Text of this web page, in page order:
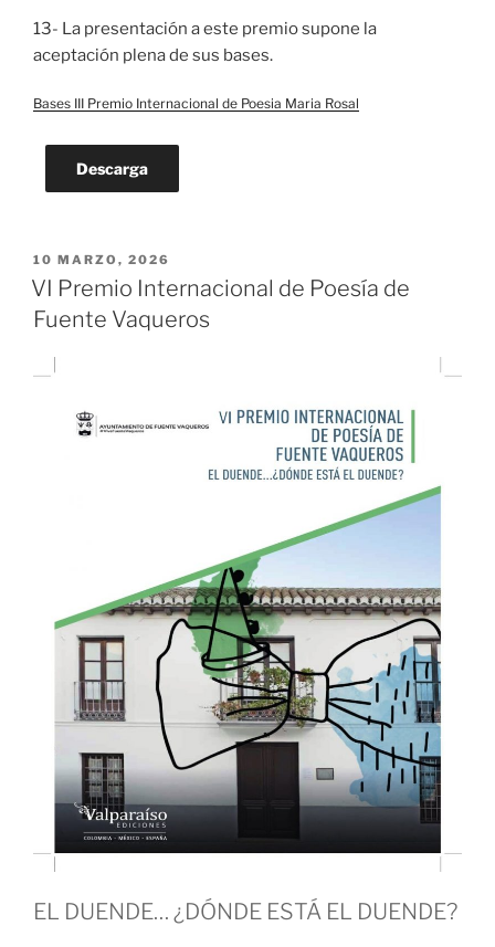
13- La presentación a este premio supone la
aceptación plena de sus bases.
Bases III Premio Internacional de Poesia Maria Rosal
Descarga
PUBLICADO
EL
10 MARZO, 2026
VI Premio Internacional de Poesía de
Fuente Vaqueros
EL DUENDE… ¿DÓNDE ESTÁ EL DUENDE?